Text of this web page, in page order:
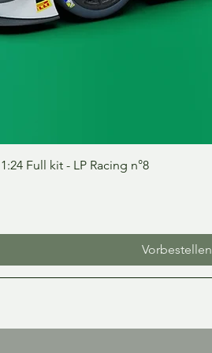
Schnellansicht
Full kit - LP Racing n°8
Vorbestellen